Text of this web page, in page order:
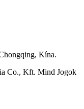
Kína.
Co., Kft. Mind Jogok